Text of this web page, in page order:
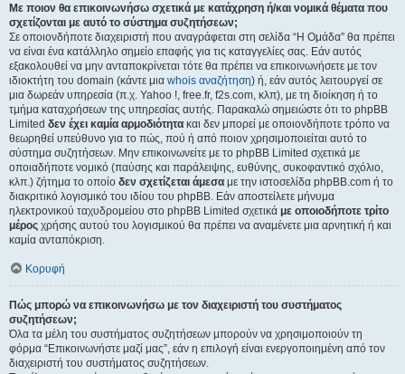
Με ποιον θα επικοινωνήσω σχετικά με κατάχρηση ή/και νομικά θέματα που
σχετίζονται με αυτό το σύστημα συζητήσεων;
Σε οποιονδήποτε διαχειριστή που αναγράφεται στη σελίδα “Η Ομάδα” θα πρέπει
να είναι ένα κατάλληλο σημείο επαφής για τις καταγγελίες σας. Εάν αυτός
εξακολουθεί να μην ανταποκρίνεται τότε θα πρέπει να επικοινωνήσετε με τον
ιδιοκτήτη του domain (κάντε μια whois αναζήτηση) ή, εάν αυτός λειτουργεί σε
μια δωρεάν υπηρεσία (π.χ. Yahoo !, free.fr, f2s.com, κλπ), με τη διοίκηση ή το
τμήμα καταχρήσεων της υπηρεσίας αυτής. Παρακαλώ σημειώστε ότι το phpBB
Limited δεν έχει καμία αρμοδιότητα και δεν μπορεί με οποιονδήποτε τρόπο να
θεωρηθεί υπεύθυνο για το πώς, πού ή από ποιον χρησιμοποιείται αυτό το
σύστημα συζητήσεων. Μην επικοινωνείτε με το phpBB Limited σχετικά με
οποιαδήποτε νομικό (παύσης και παράλειψης, ευθύνης, συκοφαντικό σχόλιο,
κλπ.) ζήτημα το οποίο δεν σχετίζεται άμεσα με την ιστοσελίδα phpBB.com ή το
διακριτικό λογισμικό του ιδίου του phpBB. Εάν αποστείλετε μήνυμα
ηλεκτρονικού ταχυδρομείου στο phpBB Limited σχετικά με οποιοδήποτε τρίτο
μέρος χρήσης αυτού του λογισμικού θα πρέπει να αναμένετε μια αρνητική ή και
καμία ανταπόκριση.
Κορυφή
Πώς μπορώ να επικοινωνήσω με τον διαχειριστή του συστήματος
συζητήσεων;
Όλα τα μέλη του συστήματος συζητήσεων μπορούν να χρησιμοποιούν τη
φόρμα “Επικοινωνήστε μαζί μας”, εάν η επιλογή είναι ενεργοποιημένη από τον
διαχειριστή του συστήματος συζητήσεων.